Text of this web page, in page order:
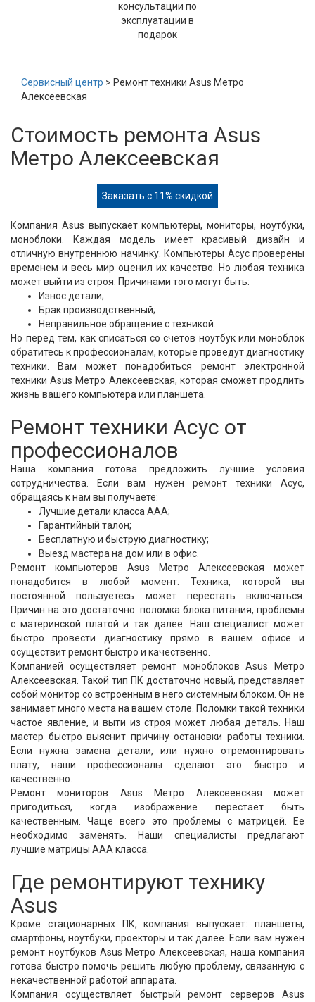
консультации по
эксплуатации в
подарок
Сервисный центр > Ремонт техники Asus Метро
Алексеевская
Стоимость ремонта Asus
Метро Алексеевская
Заказать с 11% скидкой
Компания Asus выпускает компьютеры, мониторы, ноутбуки,
моноблоки. Каждая модель имеет красивый дизайн и
отличную внутреннюю начинку. Компьютеры Асус проверены
временем и весь мир оценил их качество. Но любая техника
может выйти из строя. Причинами того могут быть:
Износ детали;
Брак производственный;
Неправильное обращение с техникой.
Но перед тем, как списаться со счетов ноутбук или моноблок
обратитесь к профессионалам, которые проведут диагностику
техники. Вам может понадобиться ремонт электронной
техники Asus Метро Алексеевская, которая сможет продлить
жизнь вашего компьютера или планшета.
Ремонт техники Асус от
профессионалов
Наша компания готова предложить лучшие условия
сотрудничества. Если вам нужен ремонт техники Асус,
обращаясь к нам вы получаете:
Лучшие детали класса ААА;
Гарантийный талон;
Бесплатную и быструю диагностику;
Выезд мастера на дом или в офис.
Ремонт компьютеров Asus Метро Алексеевская может
понадобится в любой момент. Техника, которой вы
постоянной пользуетесь может перестать включаться.
Причин на это достаточно: поломка блока питания, проблемы
с материнской платой и так далее. Наш специалист может
быстро провести диагностику прямо в вашем офисе и
осуществит ремонт быстро и качественно.
Компанией осуществляет ремонт моноблоков Asus Метро
Алексеевская. Такой тип ПК достаточно новый, представляет
собой монитор со встроенным в него системным блоком. Он не
занимает много места на вашем столе. Поломки такой техники
частое явление, и выти из строя может любая деталь. Наш
мастер быстро выяснит причину остановки работы техники.
Если нужна замена детали, или нужно отремонтировать
плату, наши профессионалы сделают это быстро и
качественно.
Ремонт мониторов Asus Метро Алексеевская может
пригодиться, когда изображение перестает быть
качественным. Чаще всего это проблемы с матрицей. Ее
необходимо заменять. Наши специалисты предлагают
лучшие матрицы ААА класса.
Где ремонтируют технику
Asus
Кроме стационарных ПК, компания выпускает: планшеты,
смартфоны, ноутбуки, проекторы и так далее. Если вам нужен
ремонт ноутбуков Asus Метро Алексеевская, наша компания
готова быстро помочь решить любую проблему, связанную с
некачественной работой аппарата.
Компания осуществляет быстрый ремонт серверов Asus